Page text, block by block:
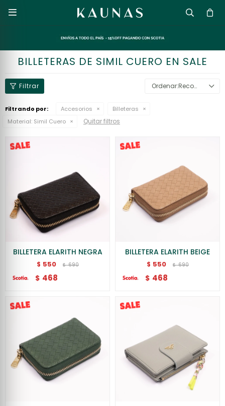

BILLETERAS DE SIMIL CUERO EN SALE
Recomendados
Filtrando por: Accesorios
Billeteras
Material: Simil Cuero Quitar filtros
BILLETERA ELARITH NEGRA
$ 550 $ 690
$ 468
BILLETERA ELARITH BEIGE
$ 550 $ 690
$ 468